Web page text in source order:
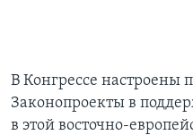
В Конгрессе настроены
Законопроекты в
в этой восточно-